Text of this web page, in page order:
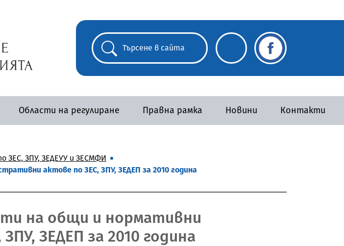
Области на регулиране Правна рамка Новини Контакти
ЗЕС, ЗПУ, ЗЕДЕУУ и ЗЕСМФИ
актове по ЗЕС, ЗПУ, ЗЕДЕП за 2010 година
на общи и нормативни
ЗЕДЕП за 2010 година